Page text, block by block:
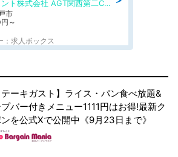
UTエージェント株式会社 AGT関西第二CU AGT明石エリア KS木津CL
市
～
：求人ボックス
テーキガスト】ライス・パン食べ放題&
バー付きメニュー1111円はお得!最新ク
を公式Xで公開中《9月23日まで》